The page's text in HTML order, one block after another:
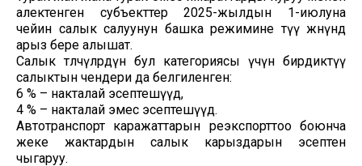
алектенген субъекттер 2025-жылдын 1-июлуна
чейин салык салуунун башка режимине өтүү жөнүндө
арыз бере алышат.
Салык төлөөчүлөрдүн бул категориясы үчүн бирдиктүү
салыктын чендери да белгиленген:
6 % – накталай эсептешүүдө,
4 % – накталай эмес эсептешүүдө.
Автотранспорт каражаттарын реэкспорттоо боюнча
жеке жактардын салык карыздарын эсептен
чыгаруу.